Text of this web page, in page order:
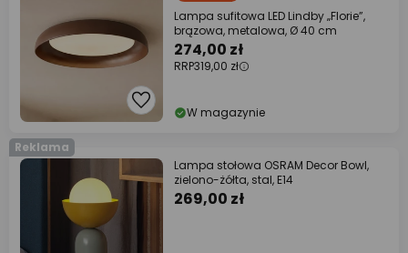
Lampa sufitowa LED Lindby „Florie”,
brązowa, metalowa, Ø 40 cm
274,00 zł
RRP319,00 zł
W magazynie
Reklama
Lampa stołowa OSRAM Decor Bowl,
zielono-żółta, stal, E14
269,00 zł